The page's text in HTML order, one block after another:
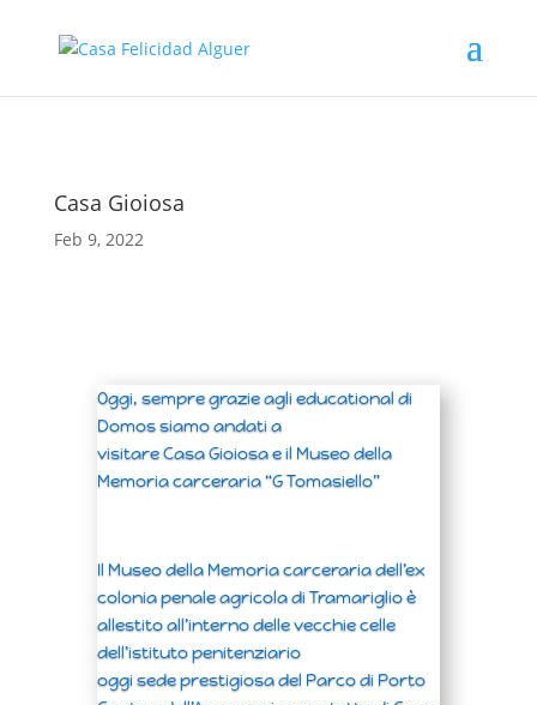
Casa Gioiosa
Feb 9, 2022
Oggi, sempre grazie agli educational di
Domos siamo andati a
visitare Casa Gioiosa e il Museo della
Memoria carceraria “G Tomasiello”
Il Museo della Memoria carceraria dell’ex
colonia penale agricola di Tramariglio è
allestito all’interno delle vecchie celle
dell’istituto penitenziario
oggi sede prestigiosa del Parco di Porto